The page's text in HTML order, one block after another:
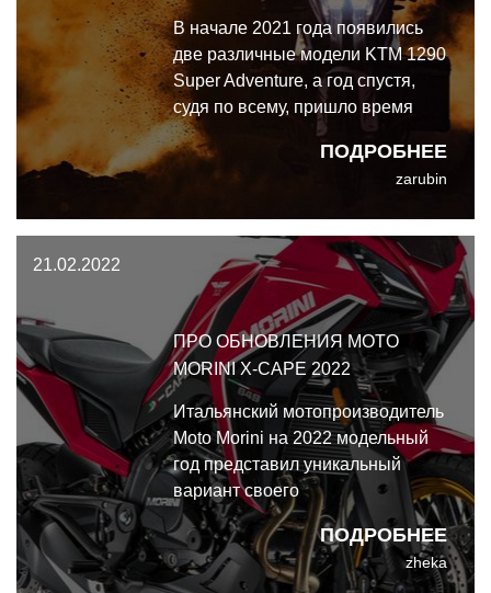
ПОДРОБНЕЕ
В начале 2021 года появились
две различные модели KTM 1290
Super Adventure, а год спустя,
судя по всему, пришло время
третьей.
zarubin
21.02.2022
ПРО ОБНОВЛЕНИЯ MOTO
MORINI X-CAPE 2022
ПОДРОБНЕЕ
Итальянский мотопроизводитель
Moto Morini на 2022 модельный
год представил уникальный
вариант своего
среднекубатурного турэндуро X-
Cape, посвящённый 85-й
годовщине компании.
zheka